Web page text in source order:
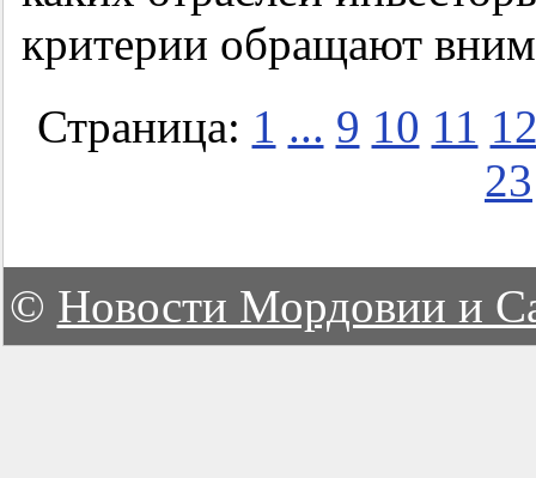
критерии обращают
Страница: 1 ... 9 10 11
23
© Новости Мордовии и